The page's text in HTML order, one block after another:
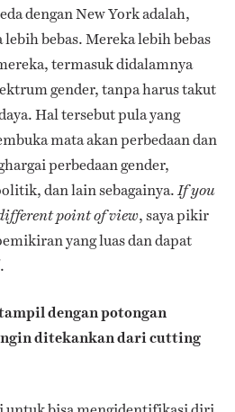
dengan New York adalah,
bebas. Mereka lebih bebas
termasuk didalamnya
gender, tanpa harus takut
Hal tersebut pula yang
mata akan perbedaan dan
perbedaan gender,
dan lain sebagainya.If you
point of view, saya pikir
yang luas dan dapat
.
dengan potongan
ditekankan dari cutting